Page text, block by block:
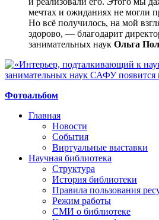
мечтах и ожиданиях не могли
Но всё получилось, на мой
здорово, — благодарит
занимательных наук Ольга
Фотоальбом
Главная
Новости
События
Виртуальные выставки
Научная библиотека
Структура
История библиотеки
Правила пользования
Режим работы
СМИ о библиотеке